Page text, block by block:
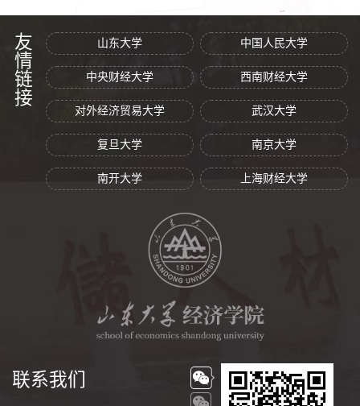
友情链接 山东大学 中国人民大学
中央财经大学 西南财经大学
对外经济贸易大学 武汉大学
复旦大学 南京大学
南开大学 上海财经大学
联系我们